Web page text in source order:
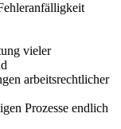
vieler
arbeitsrechtlicher
Prozesse endlich